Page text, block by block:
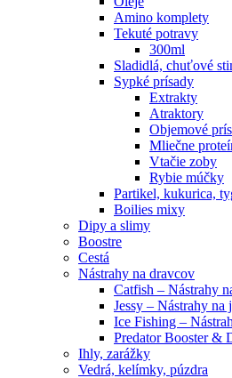
Amino komplety
Tekuté potravy
300ml
Sladidlá, chuťové
Sypké prísady
Extrakty
Atraktory
Objemové
Mliečne
Vtačie zoby
Rybie múčky
Partikel, kukurica,
Boilies mixy
Dipy a slimy
Boostre
Cestá
Nástrahy na dravcov
Catfish – Nástrahy
Jessy – Nástrahy na
Ice Fishing –
Predator Booster &
Ihly, zarážky
Vedrá, kelímky, púzdra